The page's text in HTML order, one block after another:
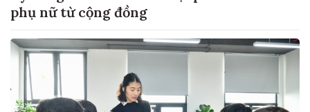
phụ nữ từ cộng đồng